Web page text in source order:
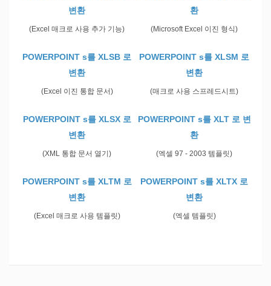
변환
(Excel 매크로 사용 추가 기능)
환
(Microsoft Excel 이진 형식)
POWERPOINT s를 XLSB 로
변환
(Excel 이진 통합 문서)
POWERPOINT s를 XLSM 로
변환
(매크로 사용 스프레드시트)
POWERPOINT s를 XLSX 로
변환
(XML 통합 문서 열기)
POWERPOINT s를 XLT 로 변
환
(엑셀 97 - 2003 템플릿)
POWERPOINT s를 XLTM 로
변환
(Excel 매크로 사용 템플릿)
POWERPOINT s를 XLTX 로
변환
(엑셀 템플릿)